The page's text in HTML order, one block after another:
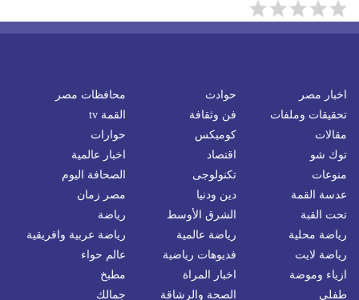
اخبار مصر حوادث
محافظات مصر
تحقيقات وملفات
فن وثقافة
القمة tv
مقالات
كوميكس
حوارات
توك شو
اقتصاد
اخبار عالمية
منوعات
تكنولوجى
الصحافة اليوم
عدسة القمة
دين ودنيا
مصر زمان
تحت القبة
الشرق الأوسط
رياضة
رياضة محلية
رياضة عالمية
رياضة عربية وافريقية
رياضة لايت
فديوهات رياضية
عالم حواء
ازياء وموضة
اخبار المراة
مطبخ
طفلى
الصحة والرشاقة جمالك